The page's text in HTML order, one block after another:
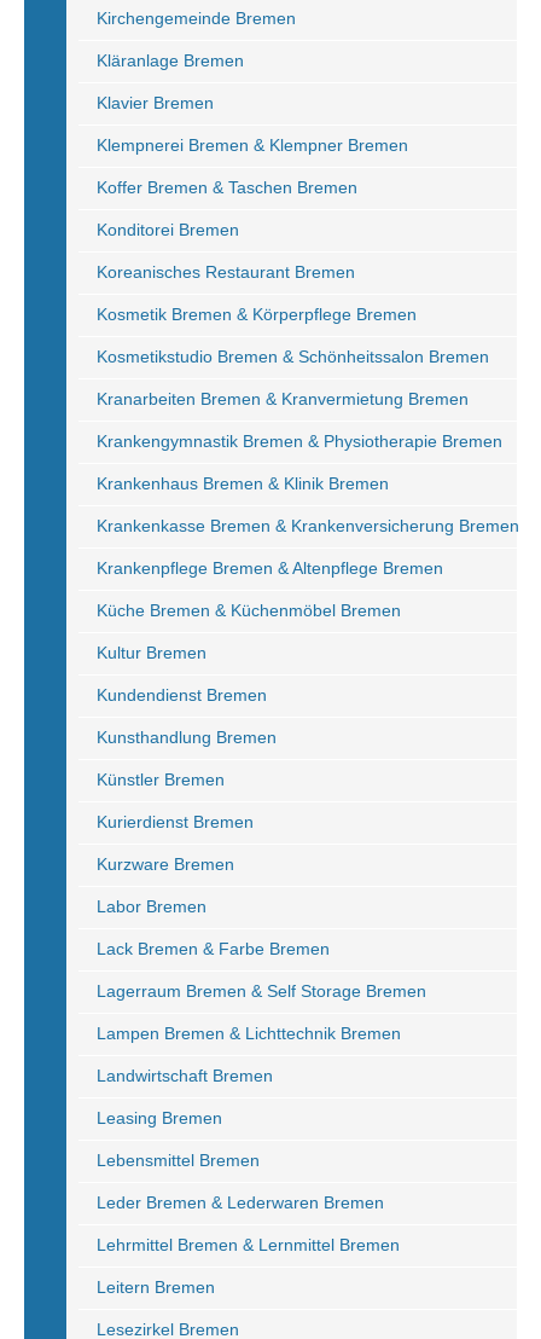
Kirchengemeinde Bremen
Kläranlage Bremen
Klavier Bremen
Klempnerei Bremen & Klempner Bremen
Koffer Bremen & Taschen Bremen
Konditorei Bremen
Koreanisches Restaurant Bremen
Kosmetik Bremen & Körperpflege Bremen
Kosmetikstudio Bremen & Schönheitssalon Bremen
Kranarbeiten Bremen & Kranvermietung Bremen
Krankengymnastik Bremen & Physiotherapie Bremen
Krankenhaus Bremen & Klinik Bremen
Krankenkasse Bremen & Krankenversicherung Bremen
Krankenpflege Bremen & Altenpflege Bremen
Küche Bremen & Küchenmöbel Bremen
Kultur Bremen
Kundendienst Bremen
Kunsthandlung Bremen
Künstler Bremen
Kurierdienst Bremen
Kurzware Bremen
Labor Bremen
Lack Bremen & Farbe Bremen
Lagerraum Bremen & Self Storage Bremen
Lampen Bremen & Lichttechnik Bremen
Landwirtschaft Bremen
Leasing Bremen
Lebensmittel Bremen
Leder Bremen & Lederwaren Bremen
Lehrmittel Bremen & Lernmittel Bremen
Leitern Bremen
Lesezirkel Bremen